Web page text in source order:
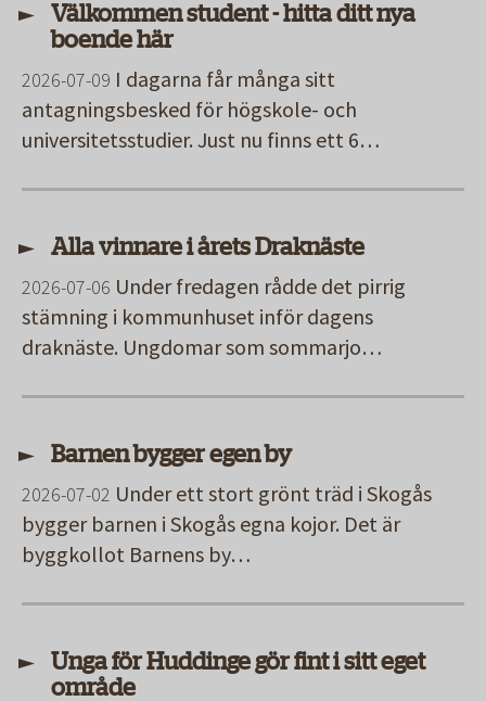
Välkommen student - hitta ditt nya
boende här
2026-07-09 I dagarna får många sitt
antagningsbesked för högskole- och
universitetsstudier. Just nu finns ett 6…
Alla vinnare i årets Draknäste
2026-07-06 Under fredagen rådde det pirrig
stämning i kommunhuset inför dagens
draknäste. Ungdomar som sommarjo…
Barnen bygger egen by
2026-07-02 Under ett stort grönt träd i Skogås
bygger barnen i Skogås egna kojor. Det är
byggkollot Barnens by…
Unga för Huddinge gör fint i sitt eget
område